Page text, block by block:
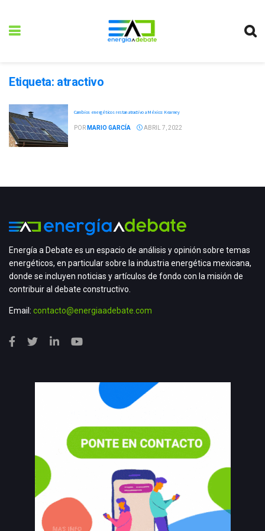
Etiqueta: atractivo
Cambios energéticos restan atractivo a México: Kearney
POR MARIO GARCÍA ABRIL 7, 2022
Energía a Debate es un espacio de análisis y opinión sobre temas
energéticos, en particular sobre la industria energética mexicana,
donde se incluyen noticias y artículos de fondo con la misión de
contribuir al debate constructivo.
Email: contacto@energiaadebate.com